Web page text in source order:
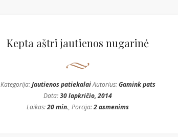
Kepta aštri jautienos nugarinė
Kategorija:Jautienos patiekalaiAutorius:Gamink pats
Data:30 lapkričio, 2014
Laikas:20 min., Porcija:2 asmenims